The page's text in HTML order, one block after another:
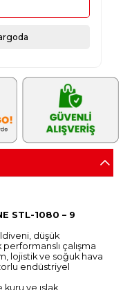
STL-1080 – 9
düşük
çalışma
lojistik ve soğuk hava
endüstriyel
kuru ve ıslak